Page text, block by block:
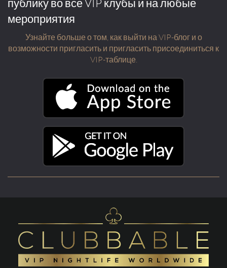
мероприятия
Узнайте больше о том, как выйти на VIP-блог и о
возможности пригласить и пригласить присоединиться к
VIP-таблице.